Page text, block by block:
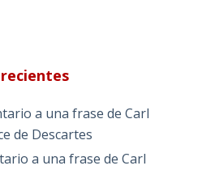
a una frase de Carl
de Descartes
a una frase de Carl